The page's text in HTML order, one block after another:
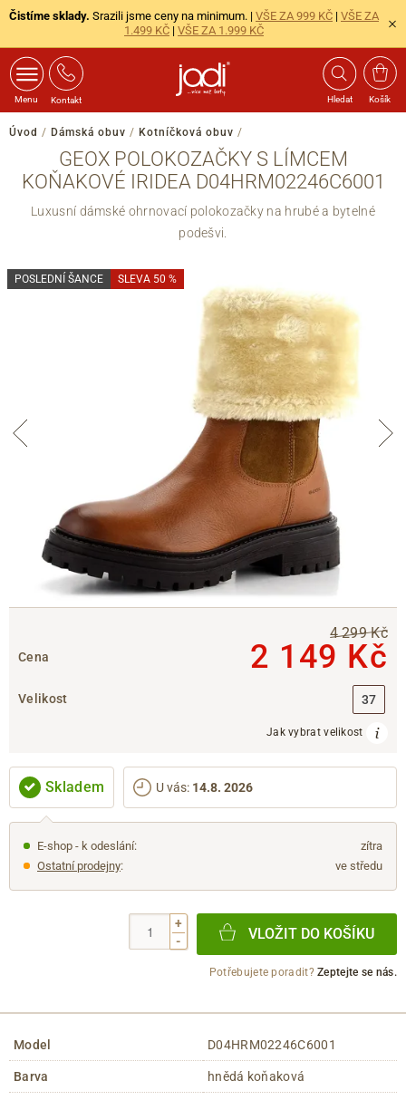
Čistíme sklady. Srazili jsme ceny na minimum. | VŠE ZA 999 KČ | VŠE ZA
1.499 KČ | VŠE ZA 1.999 KČ
Menu Kontakt Hledat Košík
Úvod / Dámská obuv / Kotníčková obuv /
GEOX POLOKOZAČKY S LÍMCEM
KOŇAKOVÉ IRIDEA D04HRM02246C6001
Luxusní dámské ohrnovací polokozačky na hrubé a bytelné
podešvi.
POSLEDNÍ ŠANCE SLEVA 50 %
Cena
4 299 Kč
2 149 Kč
Velikost 37
Jak vybrat velikost
Skladem U vás: 14.8. 2026
E-shop - k odeslání:
zítra
Ostatní prodejny: ve středu
+
-
VLOŽIT DO KOŠÍKU
Potřebujete poradit?Zeptejte se nás.
Model D04HRM02246C6001
Barva hnědá koňaková